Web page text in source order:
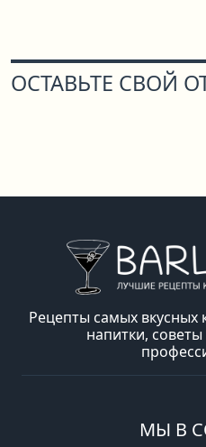
ОСТАВЬТЕ СВОЙ
Рецепты самых вкусных
напитки,
МЫ В